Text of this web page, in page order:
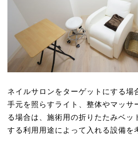
ネイルサロンをターゲットにする場
手元を照らすライト、整体やマッサ
る場合は、施術用の折りたたみベッ
する利用用途によって入れる設備を